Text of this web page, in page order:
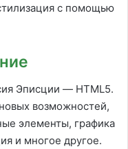
с помощью
Эписции — HTML5.
возможностей,
элементы, графика
и многое другое.